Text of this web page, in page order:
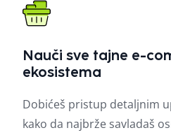
Nauči sve tajne e-
ekosistema
Dobićeš pristup detaljnim
kako da najbrže savladaš